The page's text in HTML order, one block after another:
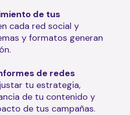
de tus
cada red social y
y formatos generan
de redes
tu estrategia,
de tu contenido y
de tus campañas.